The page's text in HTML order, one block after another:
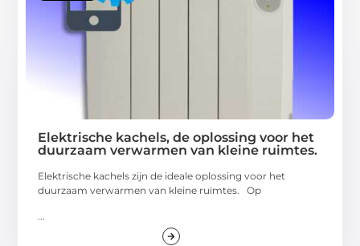
Elektrische kachels, de oplossing voor het
duurzaam verwarmen van kleine ruimtes.
Elektrische kachels zijn de ideale oplossing voor het
duurzaam verwarmen van kleine ruimtes. Op
...